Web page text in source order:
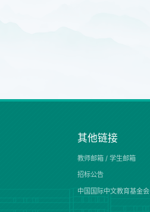
其他链接
教师邮箱 / 学生邮箱
招标公告
中国国际中文教育基金会